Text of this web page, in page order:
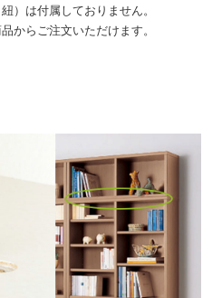
）は付属しておりません。
からご注文いただけます。